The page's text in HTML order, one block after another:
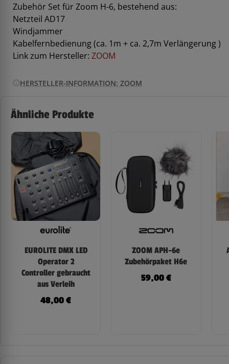
Zubehör Set für Zoom H-6, bestehend aus:
Netzteil AD17
Windjammer
Kabelfernbedienung (ca. 1m + ca. 2,7m Verlängerung )
Link zum Hersteller: ZOOM
HERSTELLER-INFORMATION: ZOOM
Ähnliche Produkte
EUROLITE DMX LED
Operator 2
Controller gebraucht
aus Verleih
48,00€
ZOOM APH-6e
Zubehörpaket H6e
59,00€